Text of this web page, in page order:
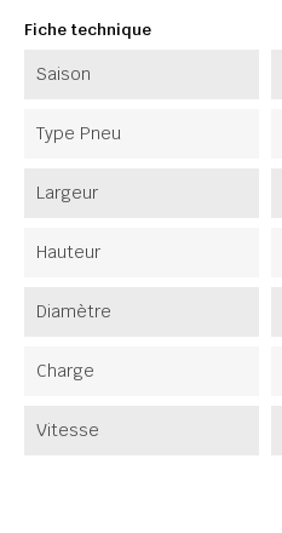
Fiche technique
Saison
Type Pneu
Largeur
Hauteur
Diamètre
Charge
Vitesse